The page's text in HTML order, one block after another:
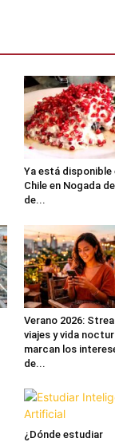
Ya está disponible
Chile en Nogada
de...
Verano 2026:
viajes y vida
marcan los
de...
¿Dónde estudiar